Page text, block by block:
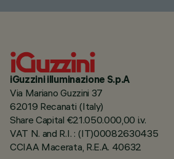
iGuzzini illuminazione S.p.A
Via Mariano Guzzini 37
62019 Recanati (Italy)
Share Capital €21.050.000,00 i.v.
VAT N. and R.I. : (IT)00082630435
CCIAA Macerata, R.E.A. 40632